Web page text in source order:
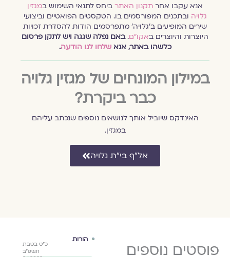
אנא עקבו אחרתקנון האתרביחס לתנאי השימוש ב מגזין
גלויהובתכנים המפורסמים בו. הטקסטים הפואטיים וביצועי
שירים המופיעים ב׳גלויה׳ מתפרסמים הודות להסדרת זכויות
היוצרות והיוצרים ב אקו״ם.באם נפלה שגגה ויש לתקן פרסום
כלשהו באתר, אנאשלחו לנו הודעה.
במילון המונחים של מגזין גלויה
כבר ביקרת?
האינדקס שיוביל אותך לנושאים נוספים שנכתב עליהם
במגזין.
אל״ף בי״ת גלויה
פוסטים נוספים
תשפ"ב
הורות
כ"ט בטבת
תשפ"ב